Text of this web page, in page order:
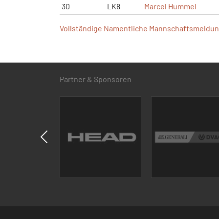
30 LK8 Marcel Hummel
Vollständige Namentliche
Partner & Sponsoren